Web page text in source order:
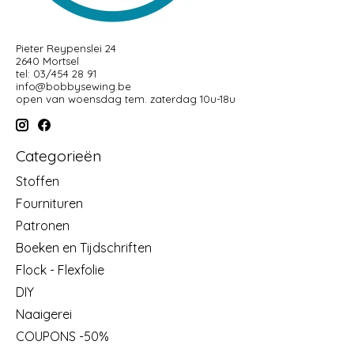
Pieter Reypenslei 24
2640 Mortsel
tel: 03/454 28 91
info@bobbysewing.be
open van woensdag tem. zaterdag 10u-18u
Categorieën
Stoffen
Fournituren
Patronen
Boeken en Tijdschriften
Flock - Flexfolie
DIY
Naaigerei
COUPONS -50%